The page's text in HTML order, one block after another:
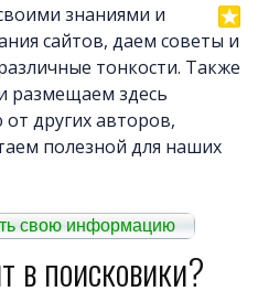
Примеры
Дизайны
знаниями и
сайтов, даем советы и
тонкости. Также
размещаем здесь
других авторов,
полезной для наших
свою информацию
в поисковики?